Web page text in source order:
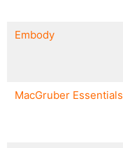
Embody
MacGruber Essentials